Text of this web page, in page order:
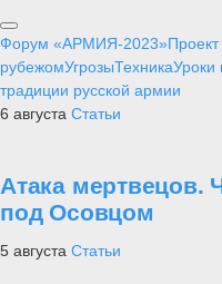
Форум «АРМИЯ-2023»
рубежомУгрозыТехникаУроки
традиции русской армии
6 августа Статьи
Атака мертвецов.
под Осовцом
5 августа Статьи